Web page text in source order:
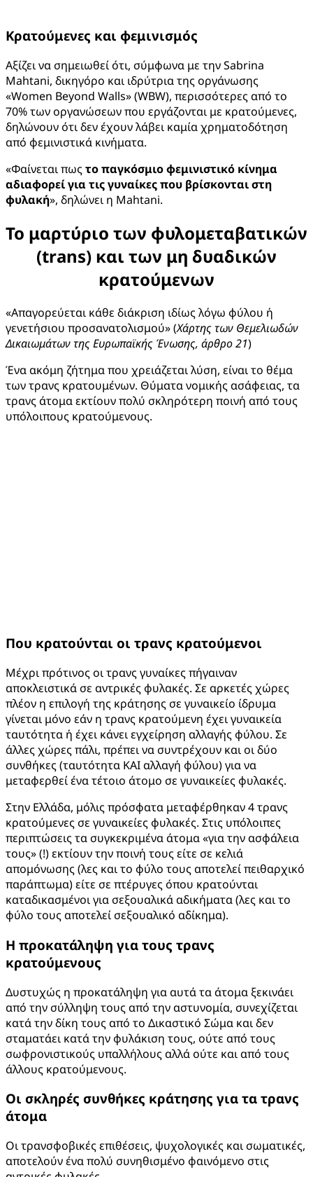
Κρατούμενες και φεμινισμός
Αξίζει να σημειωθεί ότι, σύμφωνα με την Sabrina
Mahtani, δικηγόρο και ιδρύτρια της οργάνωσης
«Women Beyond Walls» (WBW), περισσότερες από το
70% των οργανώσεων που εργάζονται με κρατούμενες,
δηλώνουν ότι δεν έχουν λάβει καμία χρηματοδότηση
από φεμινιστικά κινήματα.
«Φαίνεται πως το παγκόσμιο φεμινιστικό κίνημα
αδιαφορεί για τις γυναίκες που βρίσκονται στη
φυλακή», δηλώνει η Mahtani.
Το μαρτύριο των φυλομεταβατικών
(trans) και των μη δυαδικών
κρατούμενων
«Απαγορεύεται κάθε διάκριση ιδίως λόγω φύλου ή
γενετήσιου προσανατολισμού» (Χάρτης των Θεμελιωδών
Δικαιωμάτων της Ευρωπαϊκής Ένωσης, άρθρο 21)
Ένα ακόμη ζήτημα που χρειάζεται λύση, είναι το θέμα
των τρανς κρατουμένων. Θύματα νομικής ασάφειας, τα
τρανς άτομα εκτίουν πολύ σκληρότερη ποινή από τους
υπόλοιπους κρατούμενους.
Που κρατούνται οι τρανς κρατούμενοι
Μέχρι πρότινος οι τρανς γυναίκες πήγαιναν
αποκλειστικά σε αντρικές φυλακές. Σε αρκετές χώρες
πλέον η επιλογή της κράτησης σε γυναικείο ίδρυμα
γίνεται μόνο εάν η τρανς κρατούμενη έχει γυναικεία
ταυτότητα ή έχει κάνει εγχείρηση αλλαγής φύλου. Σε
άλλες χώρες πάλι, πρέπει να συντρέχουν και οι δύο
συνθήκες (ταυτότητα ΚΑΙ αλλαγή φύλου) για να
μεταφερθεί ένα τέτοιο άτομο σε γυναικείες φυλακές.
Στην Ελλάδα, μόλις πρόσφατα μεταφέρθηκαν 4 τρανς
κρατούμενες σε γυναικείες φυλακές. Στις υπόλοιπες
περιπτώσεις τα συγκεκριμένα άτομα «για την ασφάλεια
τους» (!) εκτίουν την ποινή τους είτε σε κελιά
απομόνωσης (λες και το φύλο τους αποτελεί πειθαρχικό
παράπτωμα) είτε σε πτέρυγες όπου κρατούνται
καταδικασμένοι για σεξουαλικά αδικήματα (λες και το
φύλο τους αποτελεί σεξουαλικό αδίκημα).
Η προκατάληψη για τους τρανς
κρατούμενους
Δυστυχώς η προκατάληψη για αυτά τα άτομα ξεκινάει
από την σύλληψη τους από την αστυνομία, συνεχίζεται
κατά την δίκη τους από το Δικαστικό Σώμα και δεν
σταματάει κατά την φυλάκιση τους, ούτε από τους
σωφρονιστικούς υπαλλήλους αλλά ούτε και από τους
άλλους κρατούμενους.
Οι σκληρές συνθήκες κράτησης για τα τρανς
άτομα
Οι τρανσφοβικές επιθέσεις, ψυχολογικές και σωματικές,
αποτελούν ένα πολύ συνηθισμένο φαινόμενο στις